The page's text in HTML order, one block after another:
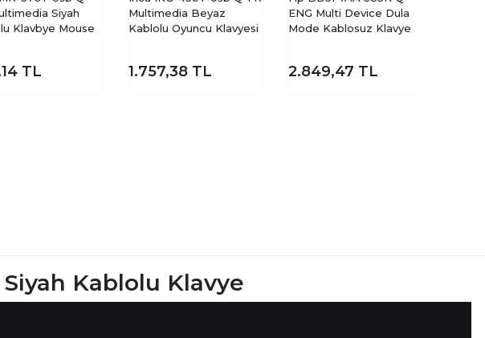
Siyah
Klavbye Mouse
TL
Multimedia Beyaz
Kablolu Oyuncu Klavyesi
1.757,38 TL
ENG Multi Device Dula
Mode Kablosuz Klavye
2.849,47 TL
Kablolu Klavye